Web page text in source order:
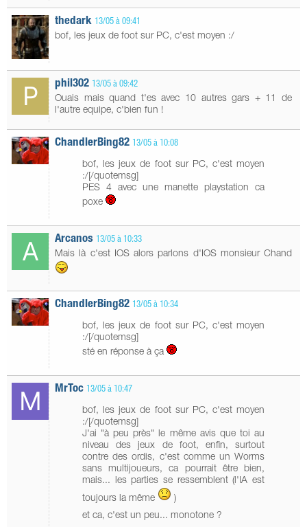
thedark 13/05 à 09:41
bof, les jeux de foot sur PC, c'est moyen :/
phil302 13/05 à 09:42
Ouais mais quand t'es avec 10 autres gars + 11 de
l'autre equipe, c'bien fun !
ChandlerBing82 13/05 à 10:08
bof, les jeux de foot sur PC, c'est moyen
:/[/quotemsg]
PES 4 avec une manette playstation ca
poxe
Arcanos 13/05 à 10:33
Mais là c'est IOS alors parlons d'IOS monsieur Chand
ChandlerBing82 13/05 à 10:34
bof, les jeux de foot sur PC, c'est moyen
:/[/quotemsg]
sté en réponse à ça
MrToc 13/05 à 10:47
bof, les jeux de foot sur PC, c'est moyen
:/[/quotemsg]
J'ai "à peu près" le même avis que toi au
niveau des jeux de foot, enfin, surtout
contre des ordis, c'est comme un Worms
sans multijoueurs, ca pourrait être bien,
mais... les parties se ressemblent (l'IA est
toujours la même
)
et ca, c'est un peu... monotone ?